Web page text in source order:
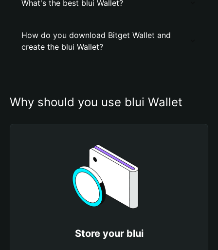
What's the best blui Wallet?
How do you download Bitget Wallet and
create the blui Wallet?
Why should you use blui Wallet
Store your blui